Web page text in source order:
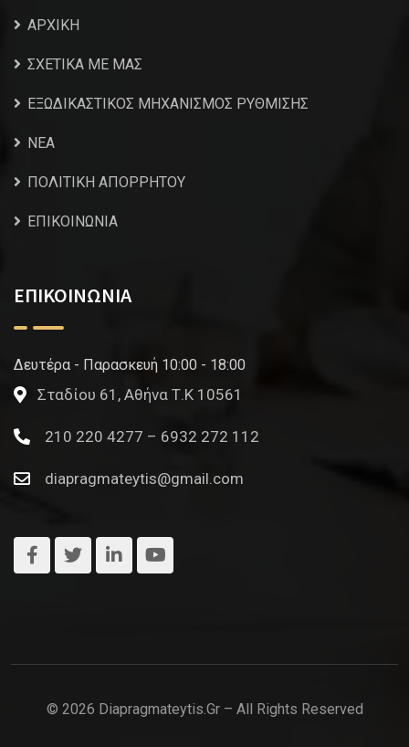
ΑΡΧΙΚΗ
ΣΧΕΤΙΚΑ ΜΕ ΜΑΣ
ΕΞΩΔΙΚΑΣΤΙΚΟΣ ΜΗΧΑΝΙΣΜΟΣ ΡΥΘΜΙΣΗΣ
NEA
ΠΟΛΙΤΙΚΗ ΑΠΟΡΡΗΤΟΥ
ΕΠΙΚΟΙΝΩΝΙΑ
ΕΠΙΚΟΙΝΩΝΙΑ
Δευτέρα - Παρασκευή 10:00 - 18:00
Σταδίου 61, Αθήνα Τ.Κ 10561
210 220 4277 – 6932 272 112
diapragmateytis@gmail.com
© 2026 Diapragmateytis.gr – All Rights Reserved